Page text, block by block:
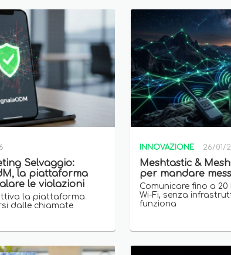
Selvaggio:
la piattaforma
le violazioni
la piattaforma
dalle chiamate
INNOVAZIONE 26/01/
Meshtastic &
per mandare
Comunicare fino a 20
Wi-Fi, senza
funziona